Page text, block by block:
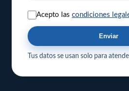
Acepto las condiciones
Enviar
Tus datos se usan solo para